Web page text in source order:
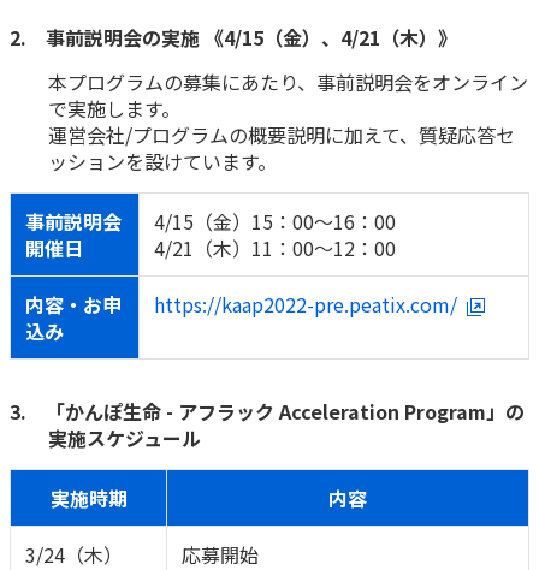
ラジオ体操・みんなの体操
ラジオ体操ポータルサイト
かんぽジャンクション
2. 事前説明会の実施 《4/15（金）、4/21（木）》
本プログラムの募集にあたり、事前説明会をオンライン
で実施します。
運営会社/プログラムの概要説明に加えて、質疑応答セ
ッションを設けています。
事前説明会
開催日
4/15（金）15：00～16：00
4/21（木）11：00～12：00
内容・お申
込み
https://kaap2022-pre.peatix.com/
3. 「かんぽ生命 - アフラック Acceleration Program」の
実施スケジュール
実施時期
内容
3/24（木）
応募開始